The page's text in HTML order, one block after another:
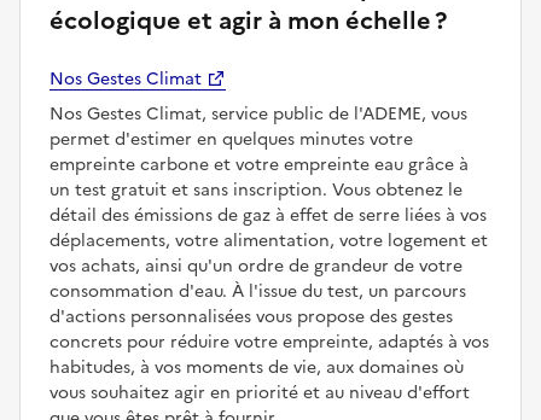
écologique et agir à mon échelle ?
Nos Gestes Climat
Nos Gestes Climat, service public de l'ADEME, vous
permet d'estimer en quelques minutes votre
empreinte carbone et votre empreinte eau grâce à
un test gratuit et sans inscription. Vous obtenez le
détail des émissions de gaz à effet de serre liées à vos
déplacements, votre alimentation, votre logement et
vos achats, ainsi qu'un ordre de grandeur de votre
consommation d'eau. À l'issue du test, un parcours
d'actions personnalisées vous propose des gestes
concrets pour réduire votre empreinte, adaptés à vos
habitudes, à vos moments de vie, aux domaines où
vous souhaitez agir en priorité et au niveau d'effort